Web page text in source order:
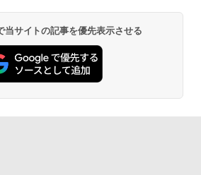
サイトの記事を優先表示させる